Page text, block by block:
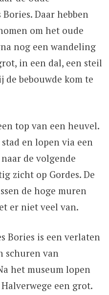
Daar hebben
om het oude
nog een wandeling
in een dal, een steil
de bebouwde kom te
top van een heuvel.
en lopen via een
de volgende
zicht op Gordes. De
de hoge muren
er niet veel van.
Bories is een verlaten
schuren van
het museum lopen
een grot.